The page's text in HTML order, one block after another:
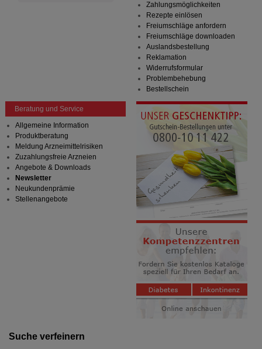
Suche verfeinern
Zahlungsmöglichkeiten
Rezepte einlösen
Freiumschläge anfordern
Freiumschläge downloaden
Auslandsbestellung
Reklamation
Widerrufsformular
Problembehebung
Bestellschein
Beratung und Service
Allgemeine Information
Produktberatung
Meldung Arzneimittelrisiken
Zuzahlungsfreie Arzneien
Angebote & Downloads
Newsletter
Neukundenprämie
Stellenangebote